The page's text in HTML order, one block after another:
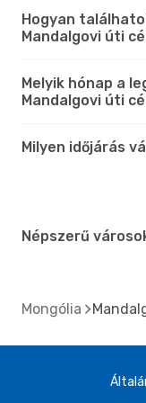
Hogyan
Mandalgovi úti
Melyik hónap a
Mandalgovi úti
Milyen időjárás
Népszerű
Mongólia